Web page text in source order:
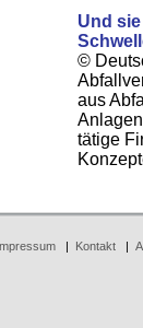
Und
©
aus
tätige
| Kontakt|